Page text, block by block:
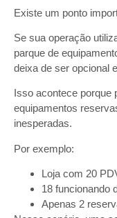
Existe um ponto
Se sua operação
parque de
deixa de ser opcional
Isso acontece porque
equipamentos
inesperadas.
Por exemplo:
Loja com 20
18 funcionando
Apenas 2